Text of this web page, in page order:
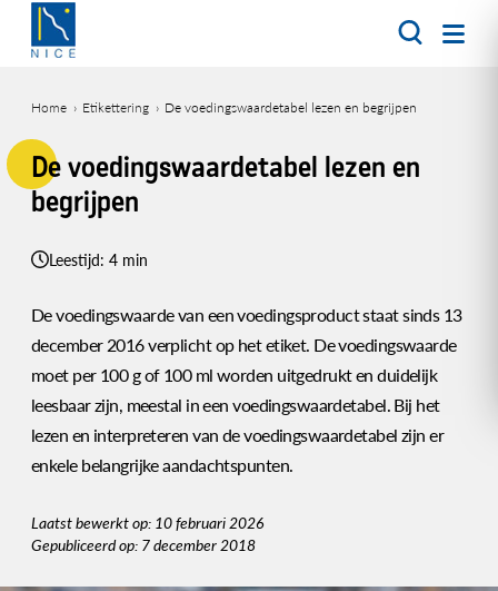
Overslaan
naar
inhoud
gaan
Home Etikettering De voedingswaardetabel lezen en begrijpen
De voedingswaardetabel lezen en
begrijpen
Leestijd: 4 min
De voedingswaarde van een voedingsproduct staat sinds 13
december 2016 verplicht op het etiket. De voedingswaarde
moet per 100 g of 100 ml worden uitgedrukt en duidelijk
leesbaar zijn, meestal in een voedingswaardetabel. Bij het
lezen en interpreteren van de voedingswaardetabel zijn er
enkele belangrijke aandachtspunten.
Laatst bewerkt op: 10 februari 2026
Gepubliceerd op: 7 december 2018